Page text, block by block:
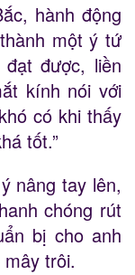
hành động
một ý tứ
được, liền
kính nói với
có khi thấy
tốt.”
nâng tay lên,
chóng rút
bị cho anh
trôi.